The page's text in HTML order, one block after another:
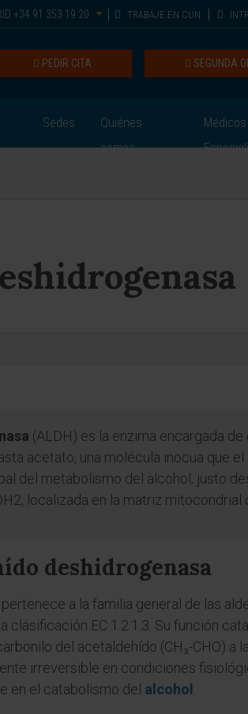
+34 91 353 19 20 TRABAJE EN CUN
SEGUNDA
PEDIR CITA
Sedes
Quiénes
somos
(ALDH) es la enzima encargada
acetato, una molécula inocua que
del metabolismo del alcohol, justo
localizada en la matriz mitocondrial
deshidrogenasa
a la familia general de las
clasificación EC 1.2.1.3. Su función
del acetaldehído (CH₃-CHO) a
irreversible en condiciones
en el catabolismo del alcohol